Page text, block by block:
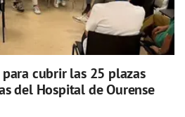
cubrir las 25 plazas
del Hospital de Ourense